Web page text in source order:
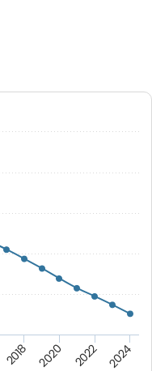
2018 2020 2022 2024